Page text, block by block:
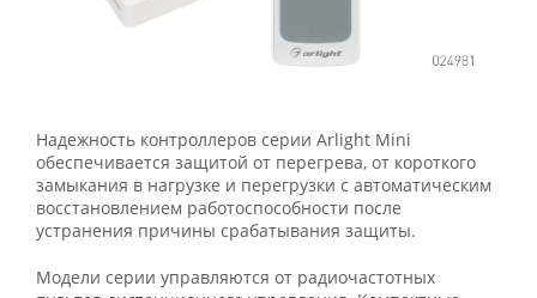
Надежность контроллеров серии Arlight Mini
обеспечивается защитой от перегрева, от короткого
замыкания в нагрузке и перегрузки с автоматическим
восстановлением работоспособности после
устранения причины срабатывания защиты.
Модели серии управляются от радиочастотных